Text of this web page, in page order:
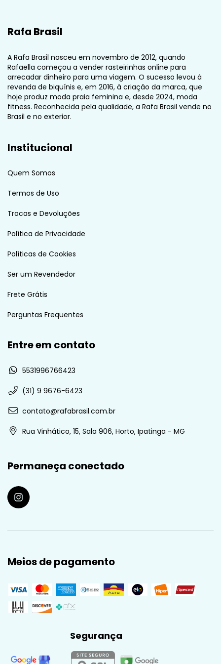
Rafa Brasil
A Rafa Brasil nasceu em novembro de 2012, quando
Rafaella começou a vender rasteirinhas online para
arrecadar dinheiro para uma viagem. O sucesso levou à
revenda de biquínis e, em 2016, à criação da marca, que
hoje produz moda praia feminina e, desde 2024, moda
fitness. Reconhecida pela qualidade, a Rafa Brasil vende no
Brasil e no exterior.
Institucional
Quem Somos
Termos de Uso
Trocas e Devoluções
Política de Privacidade
Políticas de Cookies
Ser um Revendedor
Frete Grátis
Perguntas Frequentes
Entre em contato
5531996766423
(31) 9 9676-6423
contato@rafabrasil.com.br
Rua Vinhático, 15, Sala 906, Horto, Ipatinga - MG
Permaneça conectado
Meios de pagamento
Segurança